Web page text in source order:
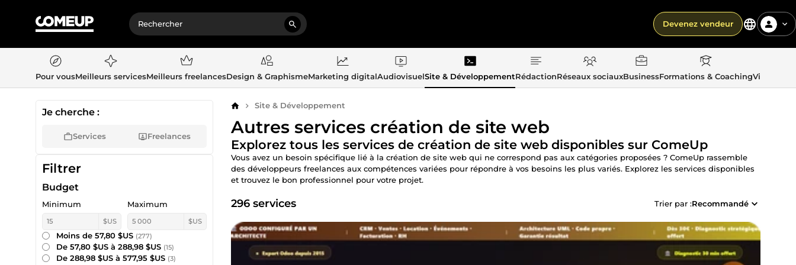
Devenez vendeur
Pour vousMeilleurs servicesMeilleurs freelancesDesign & GraphismeMarketing digitalAudiovisuelSite & DéveloppementRédactionRéseaux sociauxBusinessFormations & CoachingVie
AccueilSite & Développement
Autres services création de site web
Explorez tous les services de création de site web disponibles sur ComeUp
Vous avez un besoin spécifique lié à la création de site web qui ne correspond pas aux catégories proposées ? ComeUp rassemble
des développeurs freelances aux compétences variées pour répondre à vos besoins les plus variés. Explorez les services disponibles
et trouvez le bon professionnel pour votre projet.
296 services Trier par :Recommandé
Je cherche :
Services Freelances
Filtrer
Budget
Minimum
$US
Maximum
$US
Moins de 57,80 $US (277)
De 57,80 $US à 288,98 $US (15)
De 288,98 $US à 577,95 $US (3)